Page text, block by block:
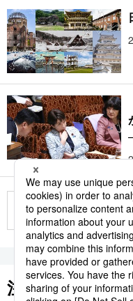
注目のキーワー